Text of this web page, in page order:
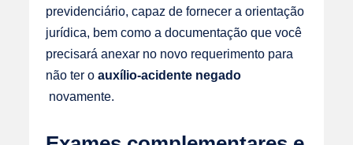
previdenciário, capaz de fornecer a orientação
jurídica, bem como a documentação que você
precisará anexar no novo requerimento para
não ter oauxílio-acidente negado
novamente.